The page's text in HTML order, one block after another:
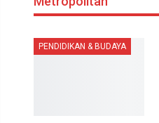
PENDIDIKAN & BUDAYA